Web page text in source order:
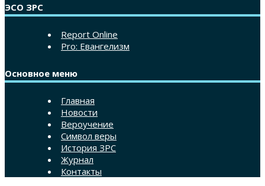
ЭСО ЗРС
Report Online
Pro: Евангелизм
Основное меню
Главная
Новости
Вероучение
Символ веры
История ЗРС
Журнал
Контакты